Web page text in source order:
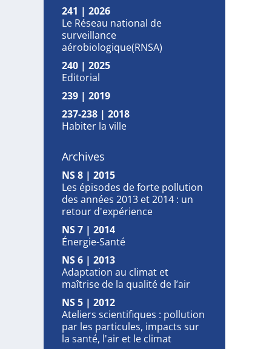
241 | 2026
Le Réseau national de
surveillance
aérobiologique(RNSA)
240 | 2025
Editorial
239 | 2019
237-238 | 2018
Habiter la ville
Archives
NS 8 | 2015
Les épisodes de forte pollution
des années 2013 et 2014 : un
retour d'expérience
NS 7 | 2014
Énergie-Santé
NS 6 | 2013
Adaptation au climat et
maîtrise de la qualité de l’air
NS 5 | 2012
Ateliers scientifiques : pollution
par les particules, impacts sur
la santé, l'air et le climat